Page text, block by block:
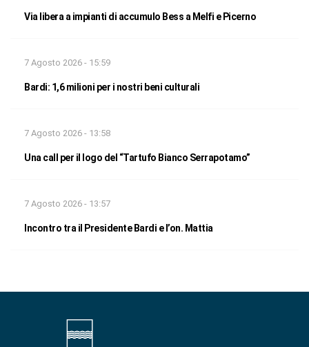
Via libera a impianti di accumulo Bess a Melfi e Picerno
7 Agosto 2026 - 15:59
Bardi: 1,6 milioni per i nostri beni culturali
7 Agosto 2026 - 13:58
Una call per il logo del “Tartufo Bianco Serrapotamo”
7 Agosto 2026 - 13:57
Incontro tra il Presidente Bardi e l’on. Mattia